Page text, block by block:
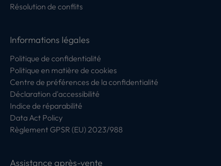
Résolution de conflits
Informations légales
Politique de confidentialité
Politique en matière de cookies
Centre de préférences de la confidentialité
Déclaration d'accessibilité
Indice de réparabilité
Data Act Policy
Règlement GPSR (EU) 2023/988
Assistance après-vente